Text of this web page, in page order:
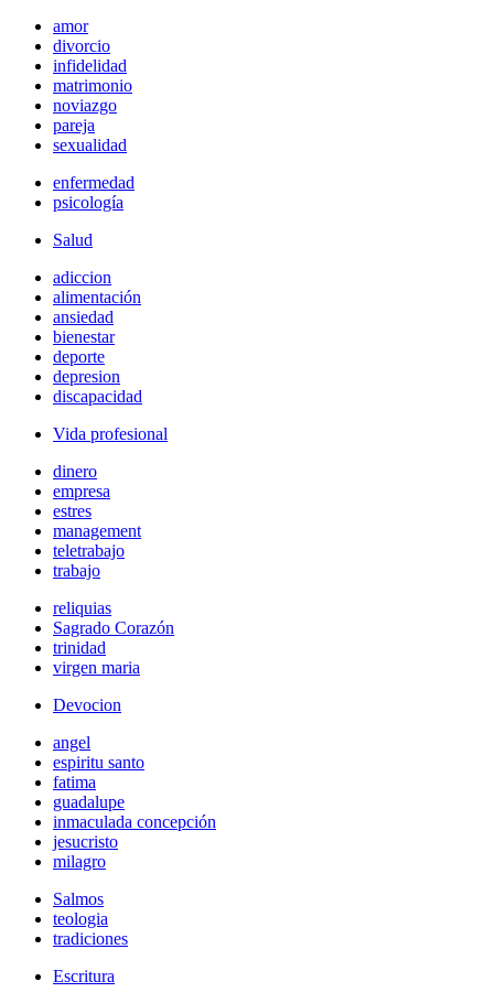
amor
divorcio
infidelidad
matrimonio
noviazgo
pareja
sexualidad
enfermedad
psicología
Salud
adiccion
alimentación
ansiedad
bienestar
deporte
depresion
discapacidad
Vida profesional
dinero
empresa
estres
management
teletrabajo
trabajo
reliquias
Sagrado Corazón
trinidad
virgen maria
Devocion
angel
espiritu santo
fatima
guadalupe
inmaculada concepción
jesucristo
milagro
Salmos
teologia
tradiciones
Escritura